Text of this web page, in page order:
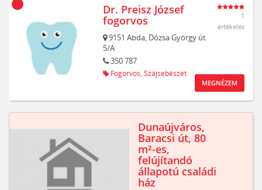
Dr. Preisz József
fogorvos
9151 Abda, Dózsa György út
5/A
350 787
Fogorvos, Szájsebészet
1
értékelés
MEGNÉZEM
Dunaújváros,
Baracsi út, 80
m²-es,
felújítandó
állapotú családi
ház